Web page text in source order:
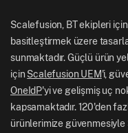
Scalefusion Blogu
Haber Odası
Kariyer
UK: +44-7520-641664
NZ: +64-9-888-4315
India: +91-63694-45500
Scalefusion, BT ekipleri
basitleştirmek üzere
sunmaktadır. Güçlü ürün
için Scalefusion UEM'i,
OneIdP'yi ve gelişmiş uç
kapsamaktadır. 120'den
ürünlerimize